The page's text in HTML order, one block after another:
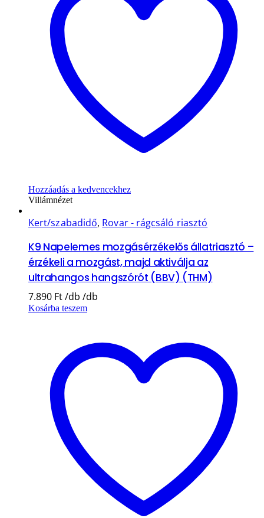
Hozzáadás a kedvencekhez
Villámnézet
Kert/szabadidő, Rovar - rágcsáló riasztó
K9 Napelemes mozgásérzékelős állatriasztó –
érzékeli a mozgást, majd aktiválja az
ultrahangos hangszórót (BBV) (THM)
7.890 Ft
Kosárba teszem